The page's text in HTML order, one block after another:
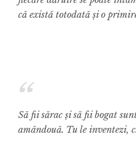
că există totodată și o
Să fii sărac și să fii bogat
amândouă. Tu le inventezi,